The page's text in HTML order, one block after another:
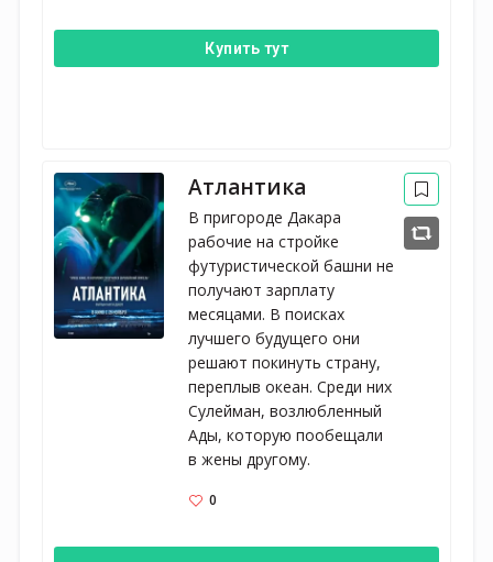
Купить тут
Атлантика
В пригороде Дакара
рабочие на стройке
футуристической башни не
получают зарплату
месяцами. В поисках
лучшего будущего они
решают покинуть страну,
переплыв океан. Среди них
Сулейман, возлюбленный
Ады, которую пообещали
в жены другому.
0